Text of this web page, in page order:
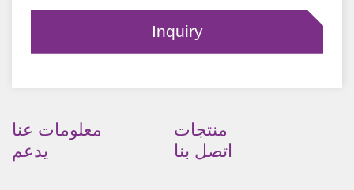
معلومات عنا
منتجات
يدعم
اتصل بنا